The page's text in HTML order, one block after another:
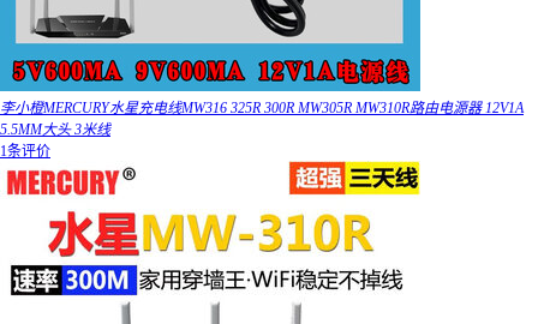
李小橙MERCURY水星充电线MW316 325R 300R MW305R MW310R路由电源器 12V1A
5.5MM大头 3米线
1条评价